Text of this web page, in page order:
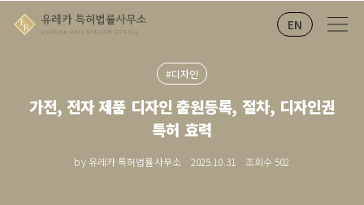
EN
#디자인
가전, 전자 제품 디자인 출원등록, 절차, 디자인권
특허 효력
by 유레카 특허법률사무소 2025.10.31 조회수502